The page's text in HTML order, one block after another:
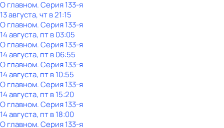
О главном. Серия 133-я
13 августа, чт в 21:15
О главном. Серия 133-я
14 августа, пт в 03:05
О главном. Серия 133-я
14 августа, пт в 06:55
О главном. Серия 133-я
14 августа, пт в 10:55
О главном. Серия 133-я
14 августа, пт в 15:20
О главном. Серия 133-я
14 августа, пт в 18:00
О главном. Серия 133-я